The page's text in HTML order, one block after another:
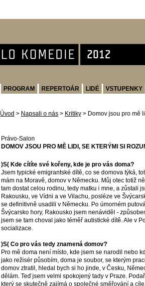
PROGRAM REPERTOÁR LIDÉ VSTUPENKY
Úvod > Napsali o nás > Kritiky > Domov jsou pro mě
Právo-Salon
DOMOV JSOU PRO MĚ LIDI, SE KTERÝMI SI
)S( Kde cítíte své kořeny, kde je pro vás doma?
Jsem typické emigrantské dítě, co se domova týká,
mám na Moravě, domov v Německu. Můj otec totiž
tam dostat celou rodinu, tedy matku i mne, a zůstali
Rakousku, ve Vídni a ve Vilachu, posléze ve
se definitivně usadili v Německu. Po úmorném
Švýcarsko hory, Rakousko jsem nenáviděl -
jsem se tam choval jako téměř autistické dítě. Ale v
socializace.
)S( Co pro vás tedy znamená domov?
Pro mě doma není místo, kde jsem se narodil nebo
jako režisér působím, doma je soubor, se kterým
domov ztratil, hledal bych si ho jinde, v Česku,
dělám. Teď jsem velmi spokojený tady v Praze.
který se skutečně zajímá o společné směřování a